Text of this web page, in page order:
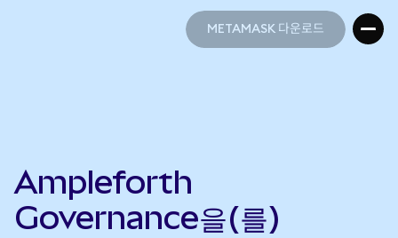
METAMASK 다운로드
Ampleforth
Governance을(를)